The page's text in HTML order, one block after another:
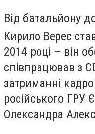
Від батальйону
Кирило Верес
2014 році – він
співпрацював з
затриманні
російського ГРУ
Олександра